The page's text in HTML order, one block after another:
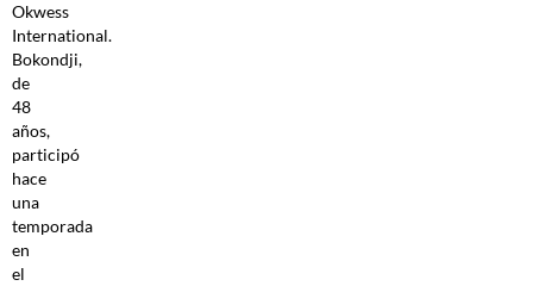
Okwess
International.
Bokondji,
de
48
años,
participó
hace
una
temporada
en
el